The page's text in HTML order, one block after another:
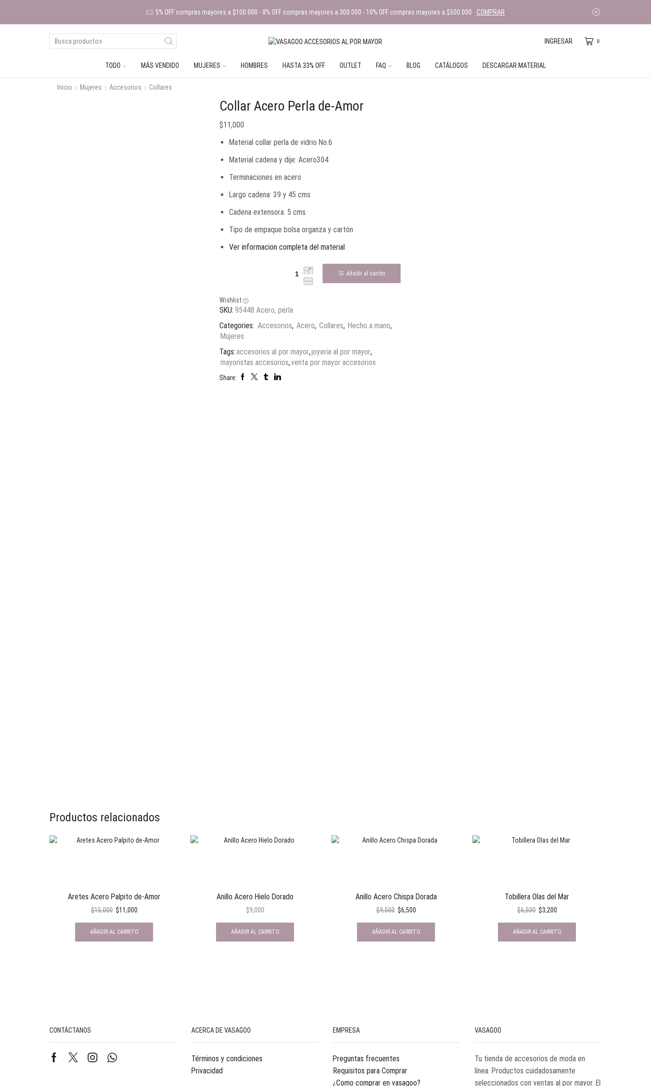
5% OFF compras mayores a $100.000 - 8% OFF compras mayores a 300.000 - 10% OFF compras mayores a $500.000 COMPRAR
INGRESAR 0
TODO MÁS VENDIDO MUJERES HOMBRES HASTA 33% OFF OUTLET FAQ BLOG CATÁLOGOS DESCARGAR MATERIAL
Inicio Mujeres Accesorios Collares
Collar Acero Perla de-Amor
$11,000
Material collar perla de vidrio No.6
Material cadena y dije: Acero304
Terminaciones en acero
Largo cadena: 39 y 45 cms
Cadena extensora: 5 cms
Tipo de empaque bolsa organza y cartón
Ver informacion completa del material
Añadir al carrito
Wishlist
SKU: 95448 Acero, perla
Categories: Accesorios, Acero, Collares, Hecho a mano,
Mujeres
Tags:accesorios al por mayor,joyeria al por mayor,
mayoristas accesorios,venta por mayor accesorios
Share:
Productos relacionados
Aretes Acero Palpito de-Amor
$15,000 $11,000
AÑADIR AL CARRITO
Anillo Acero Hielo Dorado
$9,000
AÑADIR AL CARRITO
Anillo Acero Chispa Dorada
$9,500 $6,500
AÑADIR AL CARRITO
Tobillera Olas del Mar
$6,500 $3,200
AÑADIR AL CARRITO
CONTÁCTANOS ACERCA DE VASAGOO
Términos y condiciones
Privacidad
EMPRESA
Preguntas frecuentes
Requisitos para Comprar
¿Como comprar en vasagoo?
VASAGOO
Tu tienda de accesorios de moda en
línea. Productos cuidadosamente
seleccionados con ventas al por mayor. El